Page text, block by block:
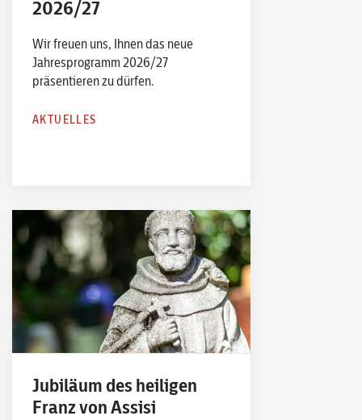
2026/27
Wir freuen uns, Ihnen das neue
Jahresprogramm 2026/27
präsentieren zu dürfen.
AKTUELLES
Jubiläum des heiligen
Franz von Assisi